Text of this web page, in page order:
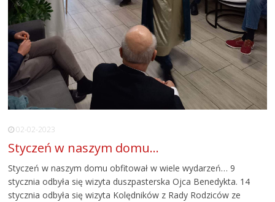
02-02-2023
Styczeń w naszym domu…
Styczeń w naszym domu obfitował w wiele wydarzeń… 9
stycznia odbyła się wizyta duszpasterska Ojca Benedykta. 14
stycznia odbyła się wizyta Kolędników z Rady Rodziców ze